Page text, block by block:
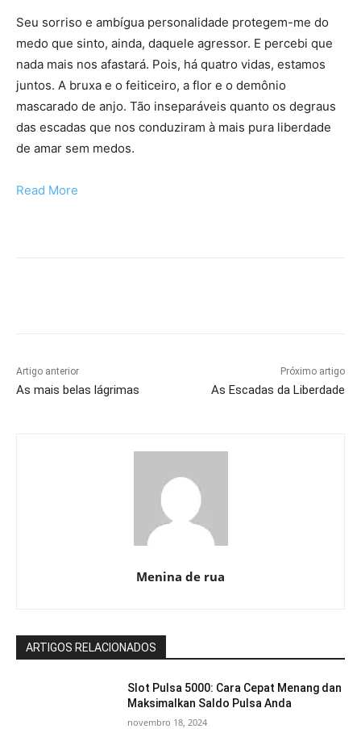
Seu sorriso e ambígua personalidade protegem-me do
medo que sinto, ainda, daquele agressor. E percebi que
nada mais nos afastará. Pois, há quatro vidas, estamos
juntos. A bruxa e o feiticeiro, a flor e o demônio
mascarado de anjo. Tão inseparáveis quanto os degraus
das escadas que nos conduziram à mais pura liberdade
de amar sem medos.
Read More
Artigo anterior
As mais belas lágrimas
Próximo artigo
As Escadas da Liberdade
Menina de rua
ARTIGOS RELACIONADOS
Slot Pulsa 5000: Cara Cepat Menang dan
Maksimalkan Saldo Pulsa Anda
novembro 18, 2024